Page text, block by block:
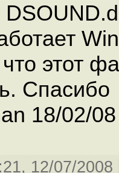
этот
Спасибо
02/08
12/07/2008